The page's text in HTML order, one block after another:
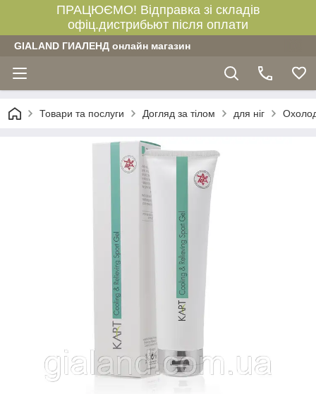
ПРАЦЮЄМО! Відправка зі складів
офіц.дистрибьют після оплати
GIALAND ГИАЛЕНД онлайн магазин
Товари та послуги Догляд за тілом для ніг